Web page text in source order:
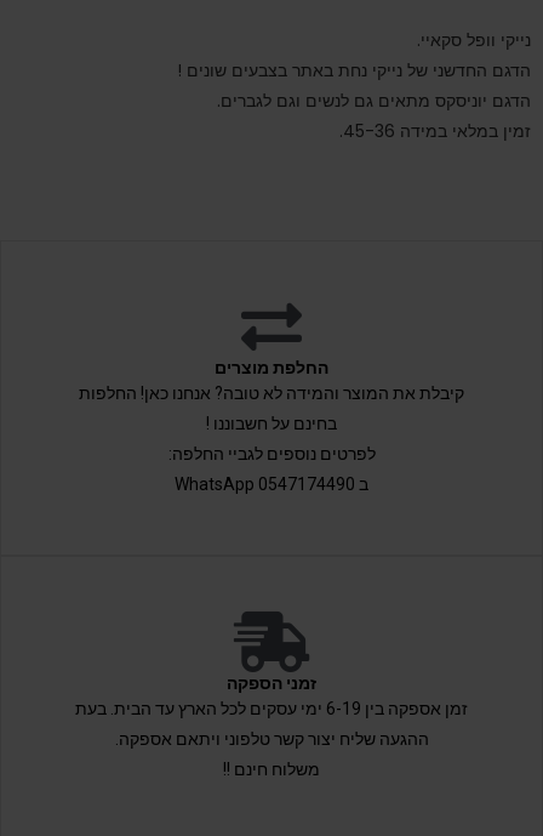
נייקי וופל סקאיי.
הדגם החדשני של נייקי נחת באתר בצבעים שונים !
הדגם יוניסקס מתאים גם לנשים וגם לגברים.
זמין במלאי במידה 45-36.
החלפת מוצרים
קיבלת את המוצר והמידה לא טובה? אנחנו כאן! החלפות
בחינם על חשבוננו !
לפרטים נוספים לגביי החלפה:
ב 0547174490 WhatsApp
זמני הספקה
זמן אספקה בין 6-19 ימי עסקים לכל הארץ עד הבית. בעת
ההגעה שליח יצור קשר טלפוני ויתאם אספקה.
משלוח חינם !!